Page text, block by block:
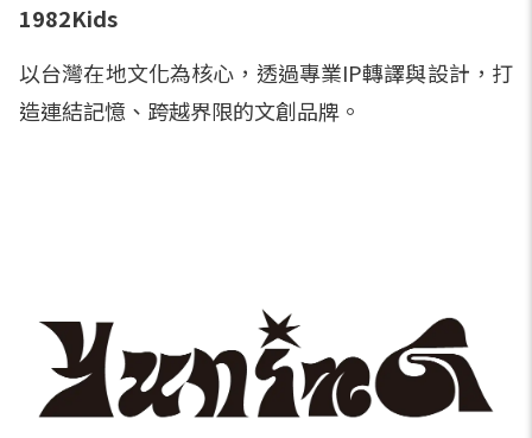
1982Kids
以台灣在地文化為核心，透過專業IP轉譯與設計，打
造連結記憶、跨越界限的文創品牌。